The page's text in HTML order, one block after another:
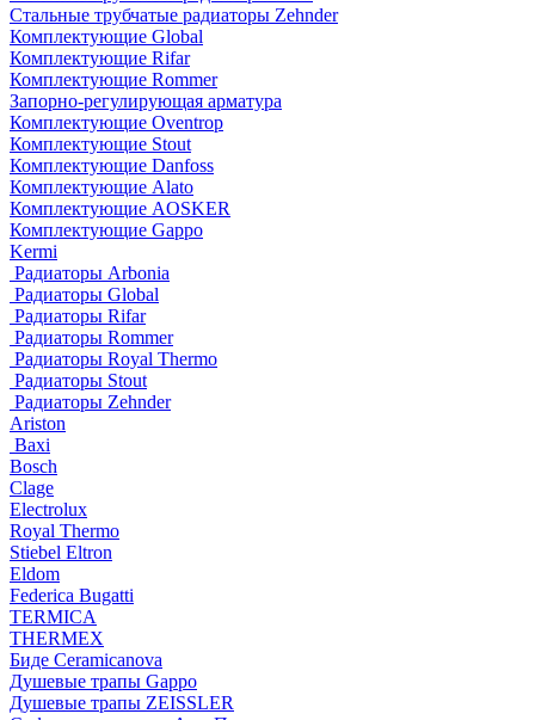
Стальные трубчатые радиаторы Zehnder
Комплектующие Global
Комплектующие Rifar
Комплектующие Rommer
Запорно-регулирующая арматура
Комплектующие Oventrop
Комплектующие Stout
Комплектующие Danfoss
Комплектующие Alato
Комплектующие AOSKER
Комплектующие Gappo
Kermi
Радиаторы Arbonia
Радиаторы Global
Радиаторы Rifar
Радиаторы Rommer
Радиаторы Royal Thermo
Радиаторы Stout
Радиаторы Zehnder
Ariston
Baxi
Bosch
Clage
Electrolux
Royal Thermo
Stiebel Eltron
Eldom
Federica Bugatti
TERMICA
THERMEX
Биде Ceramicanova
Душевые трапы Gappo
Душевые трапы ZEISSLER